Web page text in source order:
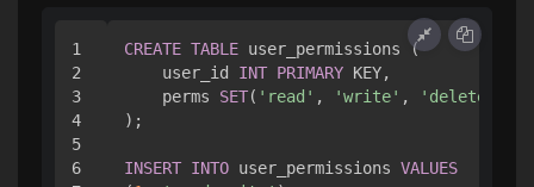
1
2
3
4
5
6
CREATE TABLE user_permissions (
    user_id
INT PRIMARY KEY,
    perms
SET( 'read' , 'write' , 'delete'
);
INSERT INTO user_permissions VALUES